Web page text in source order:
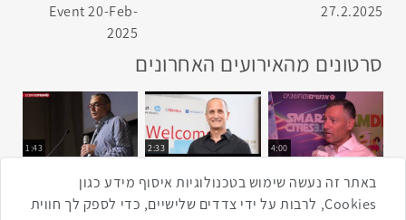
סרטונים מהאירועים האחרונים
4:00
2:33
1:43
באתר זה נעשה שימוש בטכנולוגיות איסוף מידע כגון
Cookies, לרבות על ידי צדדים שלישיים, כדי לספק לך חווית